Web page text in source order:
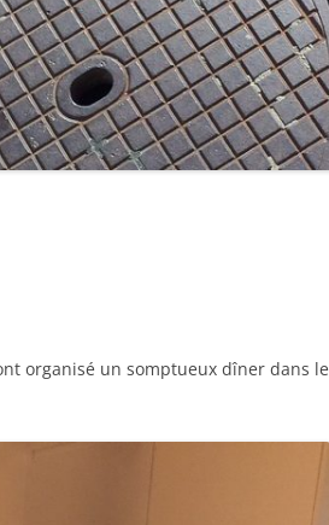
organisé un somptueux dîner dans le